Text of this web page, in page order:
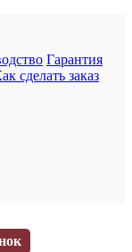
Гарантия
сделать заказ